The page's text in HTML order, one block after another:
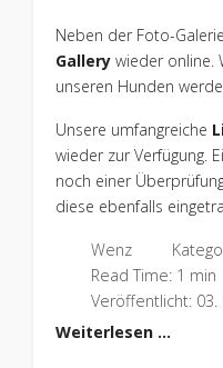
Neben der Foto-
Gallery wieder online.
unseren Hunden
Unsere umfangreiche
wieder zur Verfügung.
noch einer
diese ebenfalls
Wenz
Read Time: 1 min
Veröffentlicht:
Weiterlesen …